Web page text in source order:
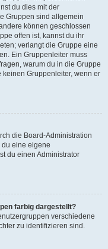
du dies mit der
Gruppen sind allgemein
können geschlossen
offen ist, kannst du ihr
verlangt die Gruppe eine
Ein Gruppenleiter muss
warum du in die Gruppe
Gruppenleiter, wenn er
die Board-Administration
du eine eigene
du einen Administrator
farbig dargestellt?
verschiedene
zu identifizieren sind.